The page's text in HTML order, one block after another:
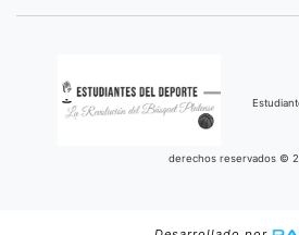
derechos reservados ©